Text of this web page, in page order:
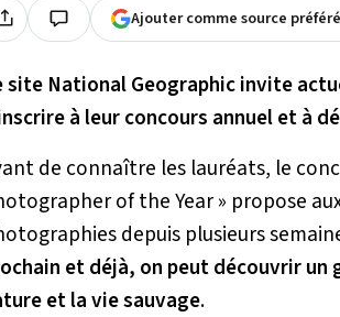
Ajouter comme source
site National Geographic invite
à leur concours annuel et à
de connaître les lauréats, le
of the Year » propose
depuis plusieurs
et déjà, on peut découvrir
et la vie sauvage.